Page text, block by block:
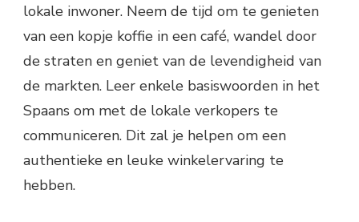
lokale inwoner. Neem de tijd om te genieten
van een kopje koffie in een café, wandel door
de straten en geniet van de levendigheid van
de markten. Leer enkele basiswoorden in het
Spaans om met de lokale verkopers te
communiceren. Dit zal je helpen om een
authentieke en leuke winkelervaring te
hebben.